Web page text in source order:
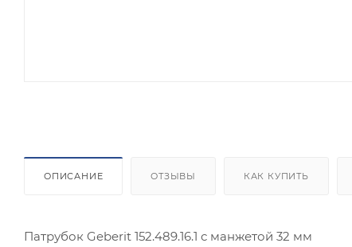
ОПИСАНИЕ ОТЗЫВЫ КАК КУПИТЬ
Патрубок Geberit 152.489.16.1 с манжетой 32 мм